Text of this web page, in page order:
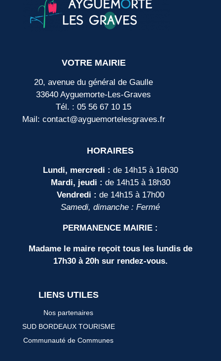
VOTRE MAIRIE
20, avenue du général de Gaulle
33640 Ayguemorte-Les-Graves
Tél. : 05 56 67 10 15
Mail: contact@ayguemortelesgraves.fr
HORAIRES
Lundi, mercredi : de 14h15 à 16h30
Mardi, jeudi : de 14h15 à 18h30
Vendredi : de 14h15 à 17h00
Samedi, dimanche : Fermé
PERMANENCE MAIRIE :
Madame le maire reçoit tous les lundis de
17h30 à 20h sur rendez-vous.
LIENS UTILES
Nos partenaires
SUD BORDEAUX TOURISME
Communauté de Communes